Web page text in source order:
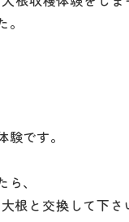
です。
、
根と交換して下さ